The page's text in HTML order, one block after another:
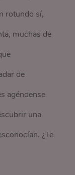
rotundo sí,
muchas de
de
agéndense
una
¿Te